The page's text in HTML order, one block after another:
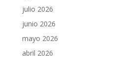
julio 2026
junio 2026
mayo 2026
abril 2026